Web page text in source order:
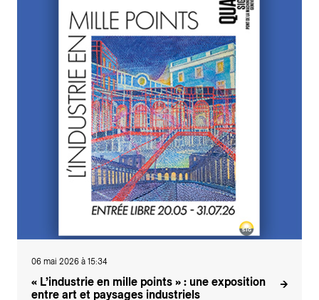
06 mai 2026 à 15:34
« L’industrie en mille points » : une exposition
entre art et paysages industriels